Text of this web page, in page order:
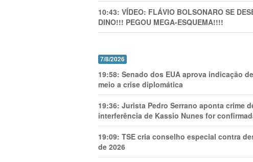
10:43: VÍDEO: FLÁVIO BOLSONARO SE
DINO!!! PEGOU MEGA-ESQUEMA!!!!
7/8/2026
19:58: Senado dos EUA aprova indicação
meio a crise diplomática
19:36: Jurista Pedro Serrano aponta crime
interferência de Kassio Nunes for
19:09: TSE cria conselho especial contra
de 2026